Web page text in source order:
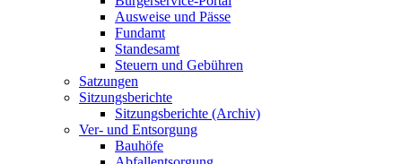
Ausweise und Pässe
Fundamt
Standesamt
Steuern und Gebühren
Satzungen
Sitzungsberichte
Sitzungsberichte (Archiv)
Ver- und Entsorgung
Bauhöfe